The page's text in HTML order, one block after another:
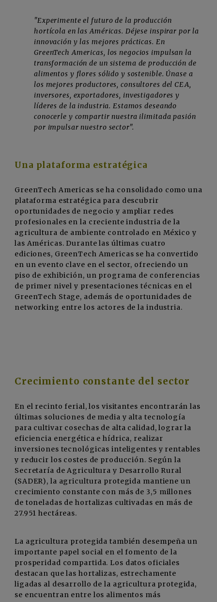
"Experimente el futuro de la producción
hortícola en las Américas. Déjese inspirar por la
innovación y las mejores prácticas. En
GreenTech Americas, los negocios impulsan la
transformación de un sistema de producción de
alimentos y flores sólido y sostenible. Únase a
los mejores productores, consultores del CEA,
inversores, exportadores, investigadores y
líderes de la industria. Estamos deseando
conocerle y compartir nuestra ilimitada pasión
por impulsar nuestro sector".
Una plataforma estratégica
GreenTech Americas se ha consolidado como una
plataforma estratégica para descubrir
oportunidades de negocio y ampliar redes
profesionales en la creciente industria de la
agricultura de ambiente controlado en México y
las Américas. Durante las últimas cuatro
ediciones, GreenTech Americas se ha convertido
en un evento clave en el sector, ofreciendo un
piso de exhibición, un programa de conferencias
de primer nivel y presentaciones técnicas en el
GreenTech Stage, además de oportunidades de
networking entre los actores de la industria.
Crecimiento constante del sector
En el recinto ferial, los visitantes encontrarán las
últimas soluciones de media y alta tecnología
para cultivar cosechas de alta calidad, lograr la
eficiencia energética e hídrica, realizar
inversiones tecnológicas inteligentes y rentables
y reducir los costes de producción. Según la
Secretaría de Agricultura y Desarrollo Rural
(SADER), la agricultura protegida mantiene un
crecimiento constante con más de 3,5 millones
de toneladas de hortalizas cultivadas en más de
27.951 hectáreas.
La agricultura protegida también desempeña un
importante papel social en el fomento de la
prosperidad compartida. Los datos oficiales
destacan que las hortalizas, estrechamente
ligadas al desarrollo de la agricultura protegida,
se encuentran entre los alimentos más